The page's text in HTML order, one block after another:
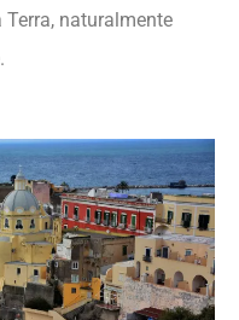
naturalmente